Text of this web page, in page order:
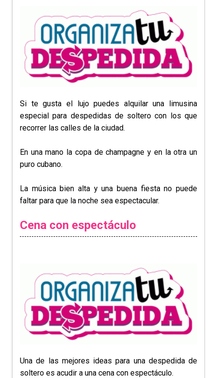
Si te gusta el lujo puedes alquilar una limusina
especial para despedidas de soltero con los que
recorrer las calles de la ciudad.
En una mano la copa de champagne y en la otra un
puro cubano.
La música bien alta y una buena fiesta no puede
faltar para que la noche sea espectacular.
Cena con espectáculo
Una de las mejores ideas para una despedida de
soltero es acudir a una cena con espectáculo.